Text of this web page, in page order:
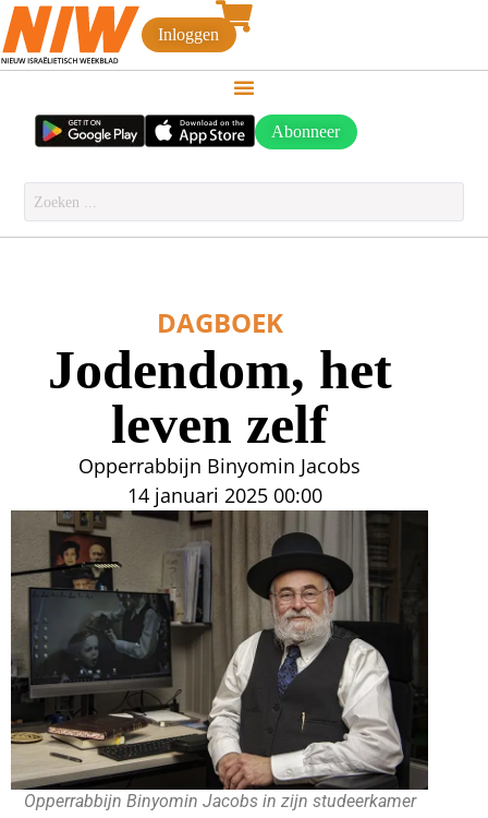
Inloggen
Abonneer
DAGBOEK
Jodendom, het
leven zelf
Opperrabbijn Binyomin Jacobs
14 januari 2025 00:00
Opperrabbijn Binyomin Jacobs in zijn studeerkamer